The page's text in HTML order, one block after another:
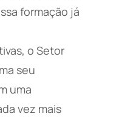
formação já
o Setor
seu
uma
vez mais